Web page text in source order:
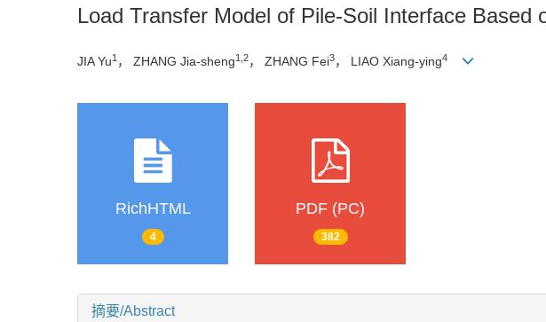
Load Transfer Model of Pile-Soil Interface Based
JIA Yu1 ， ZHANG Jia-sheng1,2， ZHANG Fei3， LIAO Xiang-ying4
RichHTML
4
PDF (PC)
382
摘要/Abstract